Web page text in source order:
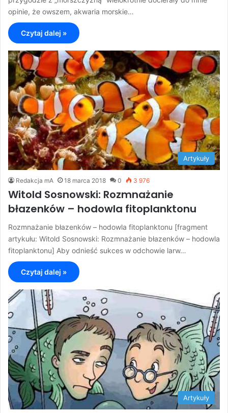
opinie, że owszem, akwaria morskie…
Czytaj dalej »
Artykuły
Redakcja mA 18 marca 2018 0 3 976
Witold Sosnowski: Rozmnażanie
błazenków – hodowla fitoplanktonu
Rozmnażanie błazenków – hodowla fitoplanktonu [fragment
artykułu: Witold Sosnowski: Rozmnażanie błazenków – hodowla
fitoplanktonu] Aby odnieść sukces w odchowie larw…
Czytaj dalej »
Artykuły